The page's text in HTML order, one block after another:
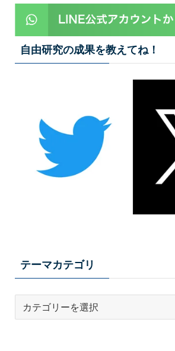
自由研究の成果を教えてね！
テーマカテゴリ